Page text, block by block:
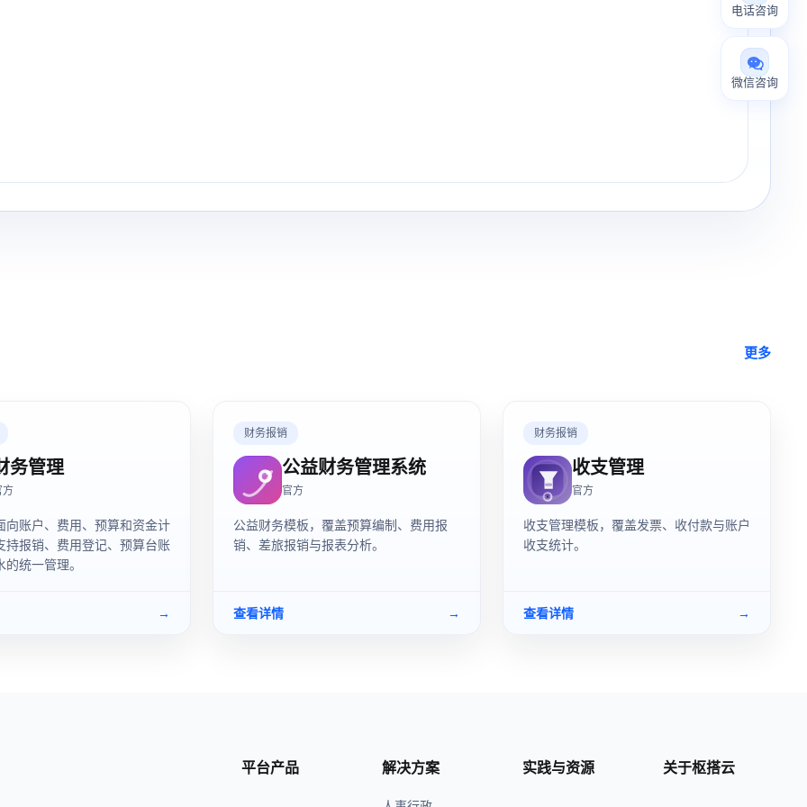
更多
务管理
方
向账户、费用、预算和资金计
持报销、费用登记、预算台账
统一管理。
→
财务报销
公益财务管理系统
官方
公益财务模板，覆盖预算编制、费用报
销、差旅报销与报表分析。
查看详情 →
财务报销
收支管理
官方
收支管理模板，覆盖发票、收付款与账户
收支统计。
查看详情 →
电话咨询
微信咨询
平台产品 解决方案 实践与资源 关于枢搭云